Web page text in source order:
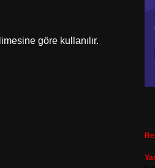
göre kullanılır.